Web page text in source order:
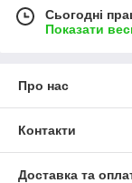
Сьогодні
Показати
Про нас
Контакти
Доставка та